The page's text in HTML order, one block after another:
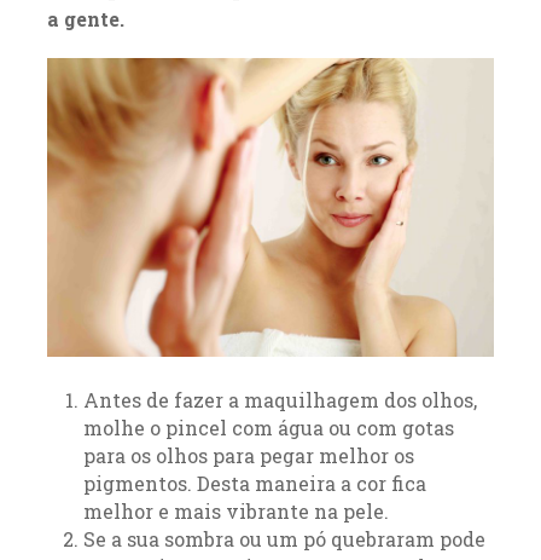
a gente.
Antes de fazer a maquilhagem dos olhos,
molhe o pincel com água ou com gotas
para os olhos para pegar melhor os
pigmentos. Desta maneira a cor fica
melhor e mais vibrante na pele.
Se a sua sombra ou um pó quebraram pode